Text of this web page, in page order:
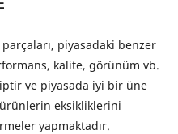
piyasadaki benzer
kalite, görünüm vb.
ve piyasada iyi bir üne
ürünlerin eksikliklerini
yapmaktadır.